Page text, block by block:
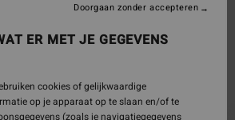
ER MET JE GEGEVENS
cookies of gelijkwaardige
op je apparaat op te slaan en/of te
(zoals je navigatiegegevens
Doorgaan zonder accepteren